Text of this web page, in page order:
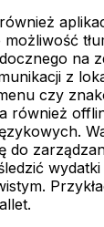
na
z
czy
również
do